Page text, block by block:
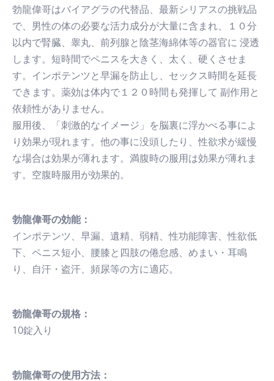
勃龍偉哥はバイアグラの代替品、最新シリアスの挑戦品
で、男性の体の必要な活力成分が大量に含まれ、１０分
以内で腎臓、睾丸、前列腺と陰茎海綿体等の器官に 浸透
します。短時間でペニスを大きく、太く、硬くさせま
す。インポテンツと早漏を防止し、セックス時間を延長
できます。薬効は体内で１２０時間も発揮して 副作用と
依頼性がありません。
服用後、「刺激的なイメージ」を脳裏に浮かべる事によ
り効果が現れます。他の事に没頭したり、性欲求が緩慢
な場合は効果が薄れます。満腹時の服用は効果が薄れま
す。空腹時服用が効果的。
勃龍偉哥の効能：
インポテンツ、早漏、遺精、弱精、性功能障害、性欲低
下、ペニス短小、腰膝と四肢の倦怠感、めまい・耳鳴
り、自汗・盗汗、頻尿等の方に適応。
勃龍偉哥の規格：
10錠入り
勃龍偉哥の使用方法：